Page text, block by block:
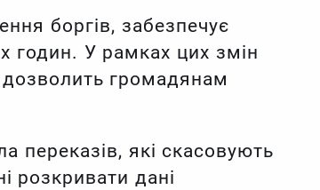
боргів, забезпечує
годин. У рамках цих змін
громадянам
переказів, які скасовують
розкривати дані